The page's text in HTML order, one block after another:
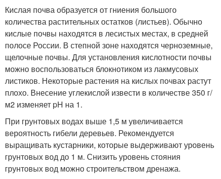
Кислая почва образуется от гниения большого
количества растительных остатков (листьев). Обычно
кислые почвы находятся в лесистых местах, в средней
полосе России. В степной зоне находятся черноземные,
щелочные почвы. Для установления кислотности почвы
можно воспользоваться блокнотиком из лакмусовых
листиков. Некоторые растения на кислых почвах растут
плохо. Внесение углекислой извести в количестве 350 г/
м2 изменяет pH на 1.
При грунтовых водах выше 1,5 м увеличивается
вероятность гибели деревьев. Рекомендуется
выращивать кустарники, которые выдерживают уровень
грунтовых вод до 1 м. Снизить уровень стояния
грунтовых вод можно строительством дренажа.